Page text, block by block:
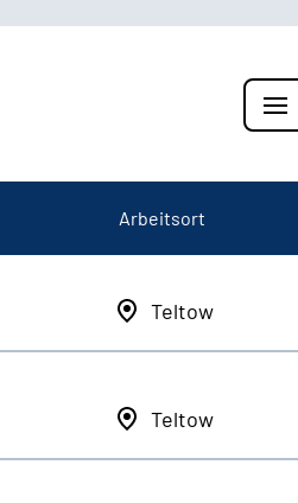
Arbeitsort
Teltow
Teltow